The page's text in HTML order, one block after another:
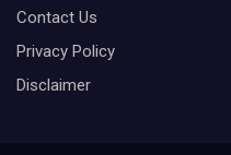
Contact Us
Privacy Policy
Disclaimer